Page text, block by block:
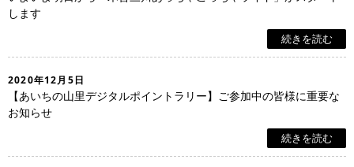
します
続きを読む
2020年12月5日
【あいちの山里デジタルポイントラリー】ご参加中の皆様に重要な
お知らせ
続きを読む